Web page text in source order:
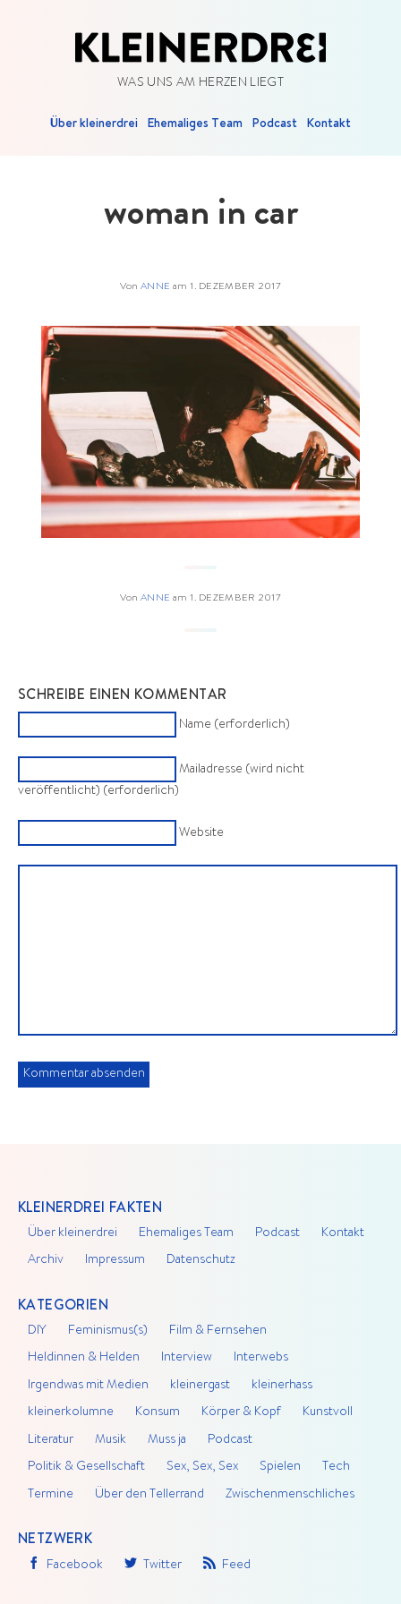
WAS UNS AM HERZEN LIEGT
Über kleinerdrei Ehemaliges Team Podcast Kontakt
woman in car
VonANNE am1. DEZEMBER 2017
VonANNE am1. DEZEMBER 2017
SCHREIBE EINEN KOMMENTAR
Name (erforderlich)
Mailadresse (wird nicht
veröffentlicht) (erforderlich)
Website
KLEINERDREI FAKTEN
Über kleinerdrei Ehemaliges Team Podcast Kontakt
Archiv Impressum Datenschutz
KATEGORIEN
DIY Feminismus(s) Film & Fernsehen
Heldinnen & Helden Interview Interwebs
Irgendwas mit Medien kleinergast kleinerhass
kleinerkolumne Konsum Körper & Kopf Kunstvoll
Literatur Musik Muss ja Podcast
Politik & Gesellschaft Sex, Sex, Sex Spielen Tech
Termine Über den Tellerrand Zwischenmenschliches
NETZWERK
Facebook Twitter Feed